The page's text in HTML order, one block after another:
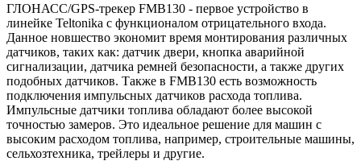
ГЛОНАСС/GPS-трекер FMB130 - первое устройство в
линейке Teltonika с функционалом отрицательного входа.
Данное новшество экономит время монтирования различных
датчиков, таких как: датчик двери, кнопка аварийной
сигнализации, датчика ремней безопасности, а также других
подобных датчиков. Также в FMB130 есть возможность
подключения импульсных датчиков расхода топлива.
Импульсные датчики топлива обладают более высокой
точностью замеров. Это идеальное решение для машин с
высоким расходом топлива, например, строительные машины,
сельхозтехника, трейлеры и другие.